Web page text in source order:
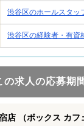
渋谷区のホールスタッ
渋谷区の経験者・有資
の求人の応募期
（ボックス カフ